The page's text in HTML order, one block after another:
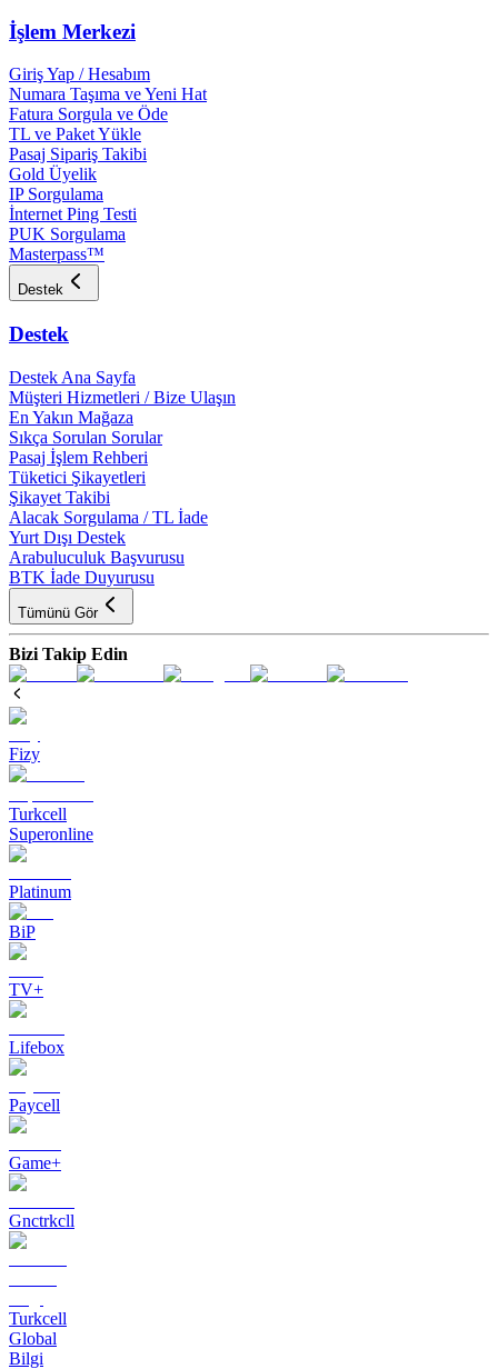
İşlem Merkezi
Giriş Yap / Hesabım
Numara Taşıma ve Yeni Hat
Fatura Sorgula ve Öde
TL ve Paket Yükle
Pasaj Sipariş Takibi
Gold Üyelik
IP Sorgulama
İnternet Ping Testi
PUK Sorgulama
Masterpass™
Destek
Destek
Destek Ana Sayfa
Müşteri Hizmetleri / Bize Ulaşın
En Yakın Mağaza
Sıkça Sorulan Sorular
Pasaj İşlem Rehberi
Tüketici Şikayetleri
Şikayet Takibi
Alacak Sorgulama / TL İade
Yurt Dışı Destek
Arabuluculuk Başvurusu
BTK İade Duyurusu
Tümünü Gör
Bizi Takip Edin
Fizy
Turkcell
Superonline
Platinum
BiP
TV+
Lifebox
Paycell
Game+
Gnctrkcll
Turkcell
Global
Bilgi